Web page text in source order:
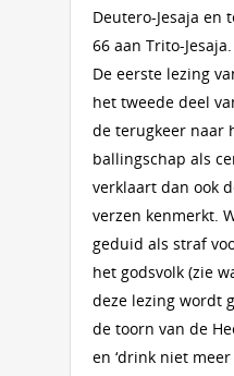
Deutero-Jesaja en
66 aan Trito-Jesaja.
De eerste lezing
het tweede deel
de terugkeer naar
ballingschap als
verklaart dan ook
verzen kenmerkt.
geduid als straf
het godsvolk (zie
deze lezing wordt
de toorn van de
en ‘drink niet